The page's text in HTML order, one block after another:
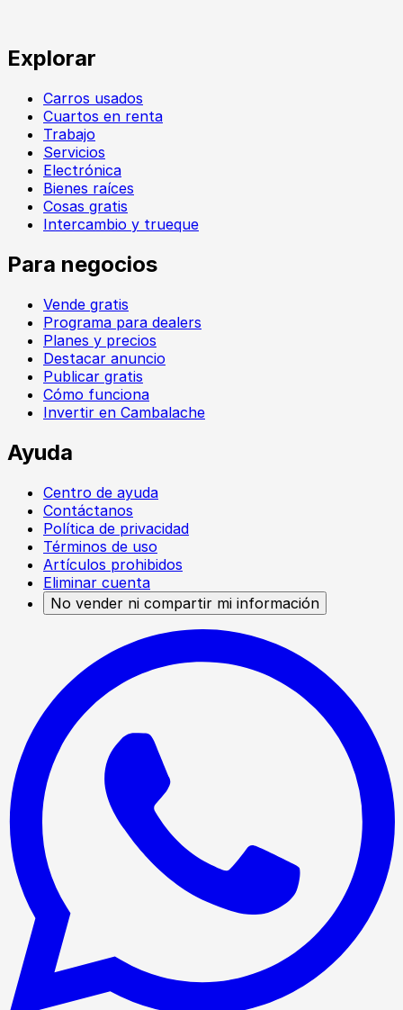
Explorar
Carros usados
Cuartos en renta
Trabajo
Servicios
Electrónica
Bienes raíces
Cosas gratis
Intercambio y trueque
Para negocios
Vende gratis
Programa para dealers
Planes y precios
Destacar anuncio
Publicar gratis
Cómo funciona
Invertir en Cambalache
Ayuda
Centro de ayuda
Contáctanos
Política de privacidad
Términos de uso
Artículos prohibidos
Eliminar cuenta
No vender ni compartir mi información